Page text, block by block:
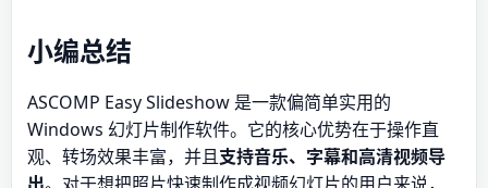
小编总结
ASCOMP Easy Slideshow 是一款偏简单实用的
Windows 幻灯片制作软件。它的核心优势在于操作直
观、转场效果丰富，并且支持音乐、字幕和高清视频导